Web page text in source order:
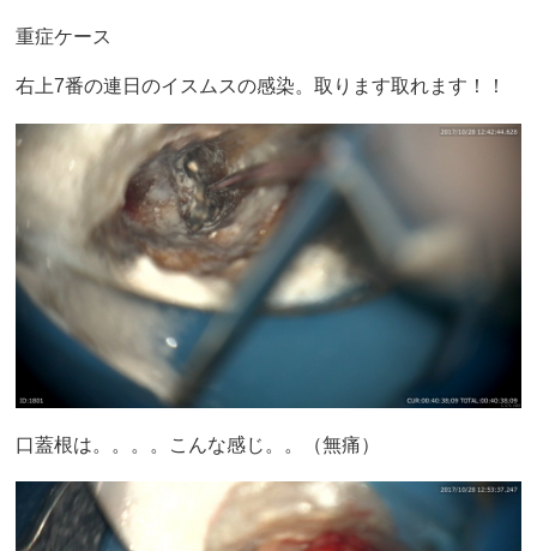
重症ケース
右上7番の連日のイスムスの感染。取ります取れます！！
口蓋根は。。。。こんな感じ。。（無痛）